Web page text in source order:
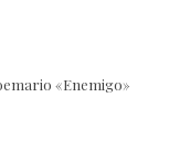
«Enemigo»